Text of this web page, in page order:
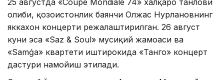
25 августда «Coupe Mondiale 74» халқаро танлови
ғолиби, қозоғистонлик баянчи Олжас Нурлановнинг
яккахон концерти режалаштирилган. 26 август
куни эса «Saz & Soul» мусиқий жамоаси ва
«Samǵa» квартети иштирокида «Танго» концерт
дастури намойиш этилади.